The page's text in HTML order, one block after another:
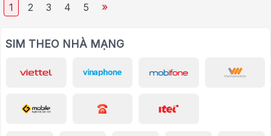
1 2 3 4 5 »
SIM THEO NHÀ MẠNG